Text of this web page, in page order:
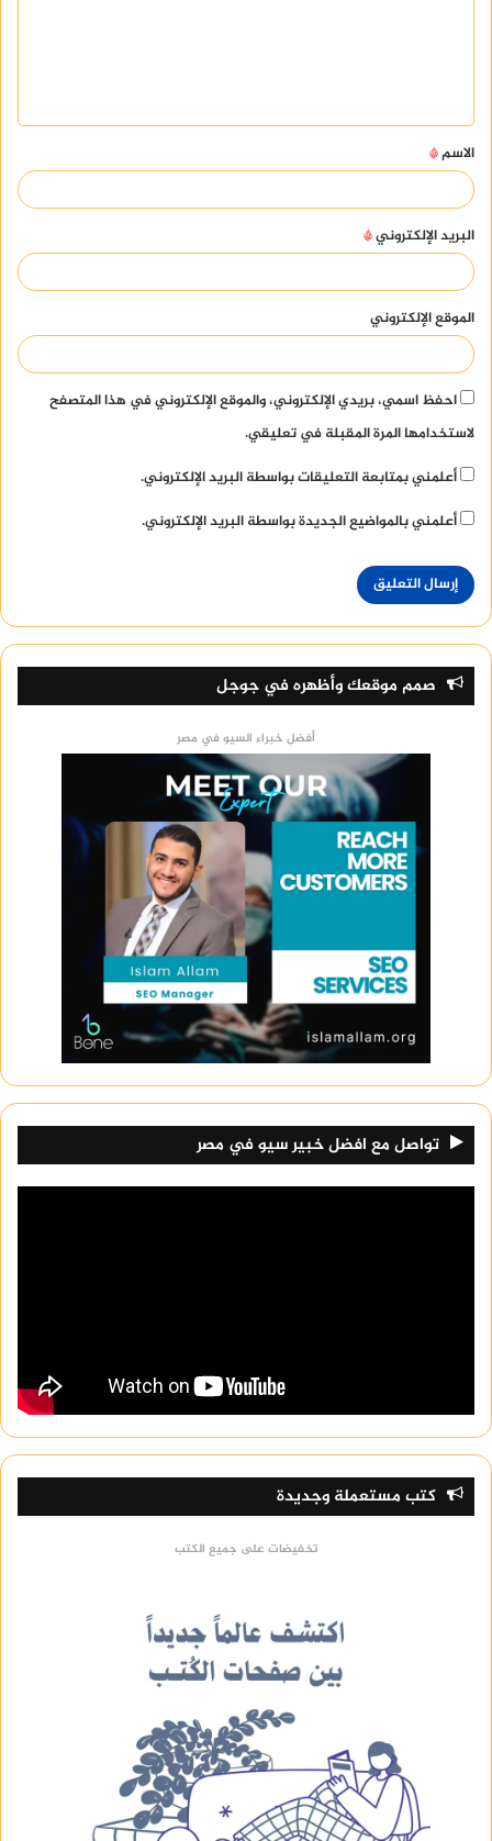
ق
*
الاسم*
البريد الإلكتروني*
الموقع الإلكتروني
احفظ اسمي، بريدي الإلكتروني، والموقع الإلكتروني في هذا المتصفح
لاستخدامها المرة المقبلة في تعليقي.
أعلمني بمتابعة التعليقات بواسطة البريد الإلكتروني.
أعلمني بالمواضيع الجديدة بواسطة البريد الإلكتروني.
صمم موقعك وأظهره في جوجل
أفضل خبراء السيو في مصر
تواصل مع افضل خبير سيو في مصر
كتب مستعملة وجديدة
تخفيضات على جميع الكتب